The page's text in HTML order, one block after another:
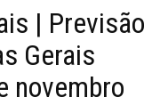
| Previsão
Gerais
novembro